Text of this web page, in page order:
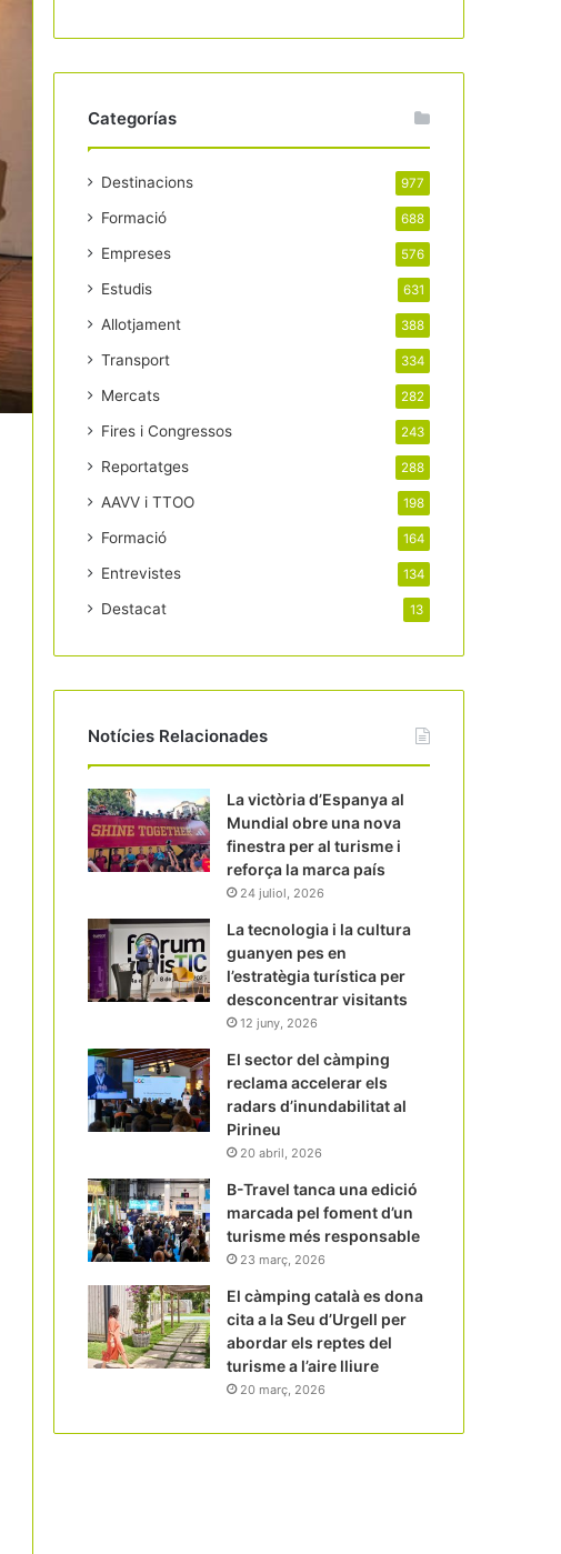
Categorías
Destinacions 977
Formació 688
Empreses 576
Estudis 631
Allotjament 388
Transport 334
Mercats 282
Fires i Congressos 243
Reportatges 288
AAVV i TTOO 198
Formació 164
Entrevistes 134
Destacat 13
Notícies Relacionades
La victòria d’Espanya al
Mundial obre una nova
finestra per al turisme i
reforça la marca país
24 juliol, 2026
La tecnologia i la cultura
guanyen pes en
l’estratègia turística per
desconcentrar visitants
12 juny, 2026
El sector del càmping
reclama accelerar els
radars d’inundabilitat al
Pirineu
20 abril, 2026
B-Travel tanca una edició
marcada pel foment d’un
turisme més responsable
23 març, 2026
El càmping català es dona
cita a la Seu d’Urgell per
abordar els reptes del
turisme a l’aire lliure
20 març, 2026